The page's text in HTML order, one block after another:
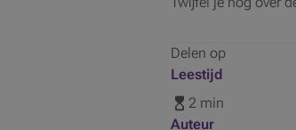
Delen op
Leestijd
2 min
Auteur